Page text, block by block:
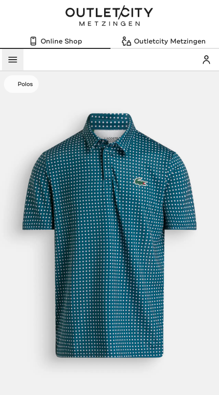
Online Shop Outletcity Metzingen
Menü
Polos